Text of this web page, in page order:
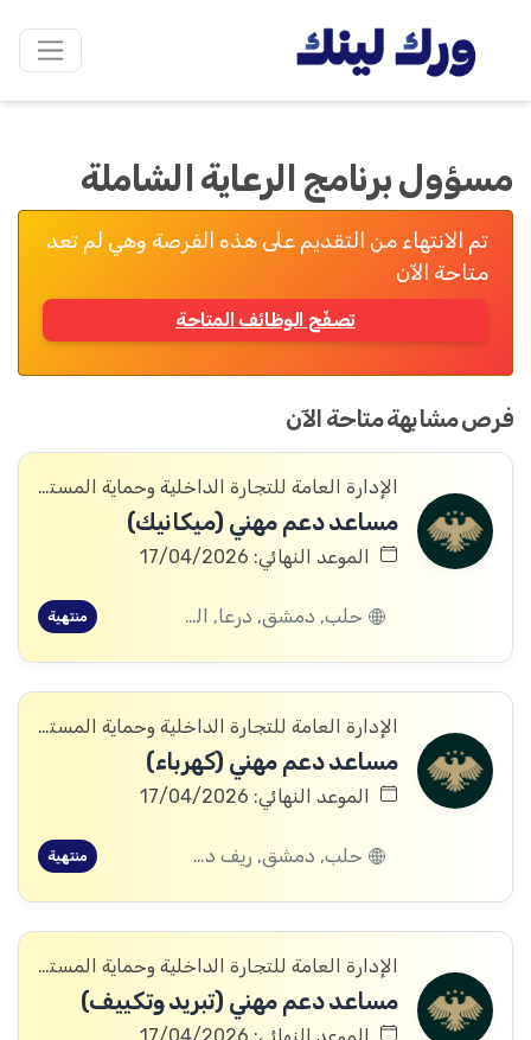
مسؤول برنامج الرعاية الشاملة
تم الانتهاء من التقديم على هذه الفرصة وهي لم تعد
متاحة الآن
تصفّح الوظائف المتاحة
فرص مشابهة متاحة الآن
الإدارة العامة للتجارة الداخلية وحماية المستهلك
مساعد دعم مهني (ميكانيك)
الموعد النهائي: 17/04/2026
حلب, دمشق, درعا, الرقة, الحسكة منتهية
الإدارة العامة للتجارة الداخلية وحماية المستهلك
مساعد دعم مهني (كهرباء)
الموعد النهائي: 17/04/2026
حلب, دمشق, ريف دمشق, درعا, الرقة, الحسكة منتهية
الإدارة العامة للتجارة الداخلية وحماية المستهلك
مساعد دعم مهني (تبريد وتكييف)